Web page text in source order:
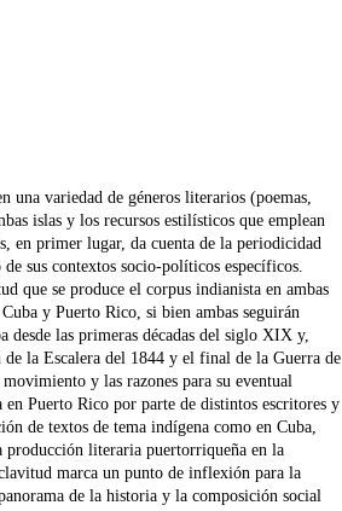
variedad de géneros literarios (poemas,
islas y los recursos estilísticos que emplean
en primer lugar, da cuenta de la periodicidad
sus contextos socio-políticos específicos.
que se produce el corpus indianista en ambas
y Puerto Rico, si bien ambas seguirán
desde las primeras décadas del siglo XIX y,
la Escalera del 1844 y el final de la Guerra de
y las razones para su eventual
Puerto Rico por parte de distintos escritores y
de textos de tema indígena como en Cuba,
producción literaria puertorriqueña en la
marca un punto de inflexión para la
de la historia y la composición social